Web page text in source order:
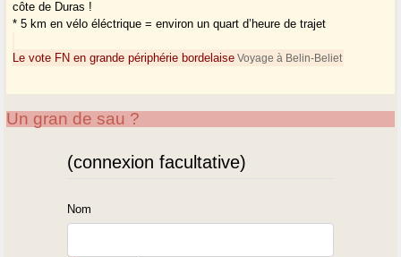
côte de Duras !
* 5 km en vélo éléctrique = environ un quart d’heure de trajet
Le vote FN en grande périphérie bordelaise Voyage à Belin-Beliet
Un gran de sau ?
(connexion facultative)
Nom